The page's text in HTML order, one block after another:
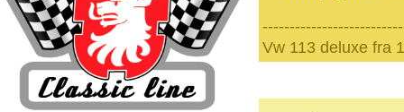
Vw 113 deluxe fra